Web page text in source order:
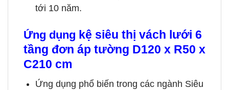
tới 10 năm.
Ứng dụng kệ siêu thị vách lưới 6
tầng đơn áp tường D120 x R50 x
C210 cm
Ứng dụng phổ biến trong các ngành Siêu